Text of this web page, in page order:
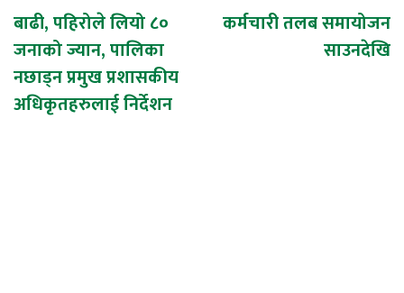
Post
navigation
बाढी, पहिरोले लियो ८०
जनाको ज्यान, पालिका
नछाड्न प्रमुख प्रशासकीय
अधिकृतहरुलाई निर्देशन
कर्मचारी तलब समायोजन
साउनदेखि